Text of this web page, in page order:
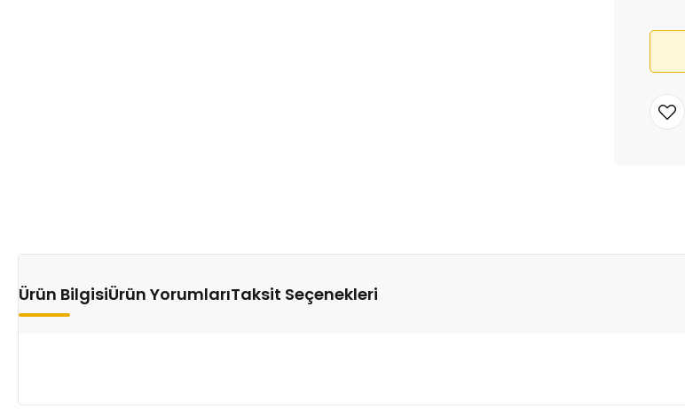
Ürün BilgisiÜrün YorumlarıTaksit Seçenekleri